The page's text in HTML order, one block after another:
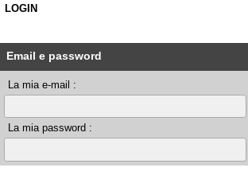
LOGIN
Email e password
La mia e-mail :
La mia password :